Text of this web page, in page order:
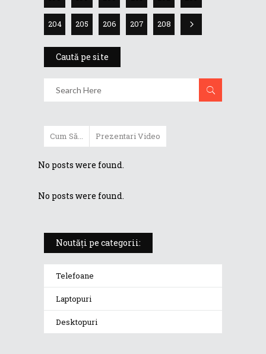
204 205 206 207 208
Caută pe site
Cum Să... Prezentari Video
No posts were found.
No posts were found.
Noutăți pe categorii:
Telefoane
Laptopuri
Desktopuri